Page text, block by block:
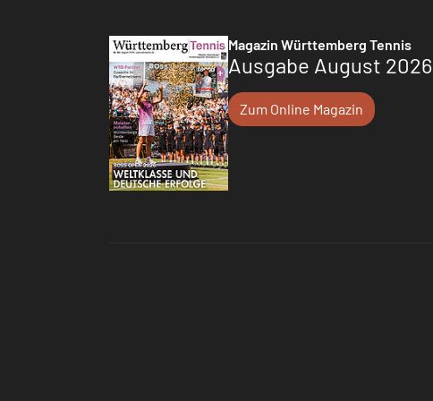
Magazin Württemberg Tennis
Ausgabe August 2026
Zum Online Magazin